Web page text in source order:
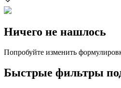
Ничего не нашлось
Попробуйте изменить
Быстрые фильтры